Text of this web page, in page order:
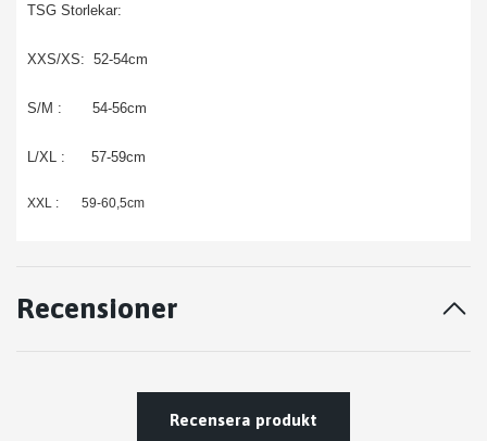
TSG Storlekar:
XXS/XS: 52-54cm
S/M : 54-56cm
L/XL : 57-59cm
XXL : 59-60,5cm
Recensioner
Recensera produkt